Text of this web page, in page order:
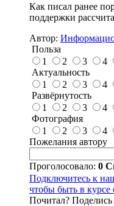
Как писал ранее
поддержки
Автор:
Польза
1
2 3 4
Актуальность
1
2 3 4
Развёрнутость
1
2 3 4
Фотография
1
2 3 4
Пожелания автору
Проголосовало: 0
Подключитесь к
чтобы быть в
Почитал?